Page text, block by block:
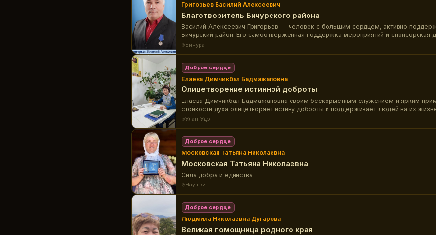
Григорьев Василий Алексеевич
Благотворитель Бичурского района
Василий Алексеевич Григорьев — человек с большим сердцем, активно
Бичурский район. Его самоотверженная поддержка мероприятий и спонсорская
были отмечены множеством наград и благодарственных писем.
Бичура
Доброе сердце
Елаева Димчикбал Бадмажаповна
Олицетворение истинной доброты
Елаева Димчикбал Бадмажаповна своим бескорыстным служением и ярким
стойкости духа олицетворяет истину доброты и поддерживает людей на их
Улан-Удэ
Доброе сердце
Московская Татьяна Николаевна
Московская Татьяна Николаевна
Сила добра и единства
Наушки
Доброе сердце
Людмила Николаевна Дугарова
Великая помощница родного края